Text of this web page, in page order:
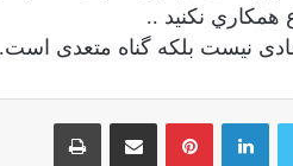
همكاري نكنيد ..
نیست بلکه گناه متعدی است.
لینکدین ‫پین‌ترست اشتراک گذاری از طریق ایمیل